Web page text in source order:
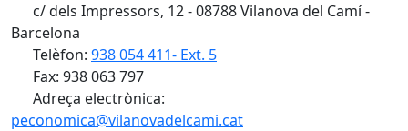
c/ dels Impressors, 12 - 08788 Vilanova del Camí -
Barcelona
Telèfon: 938 054 411- Ext. 5
Fax: 938 063 797
Adreça electrònica:
peconomica@vilanovadelcami.cat